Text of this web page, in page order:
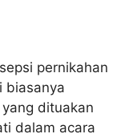
pernikahan
biasanya
dituakan
dalam acara